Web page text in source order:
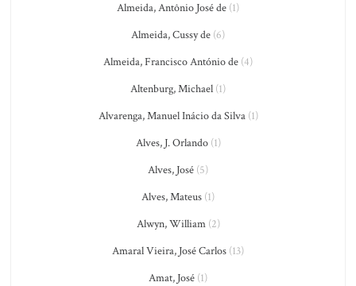
Almeida, Antônio José de (1)
Almeida, Cussy de (6)
Almeida, Francisco António de (4)
Altenburg, Michael (1)
Alvarenga, Manuel Inácio da Silva(1)
Alves, J. Orlando(1)
Alves, José (5)
Alves, Mateus (1)
Alwyn, William(2)
Amaral Vieira, José Carlos (13)
Amat, José (1)